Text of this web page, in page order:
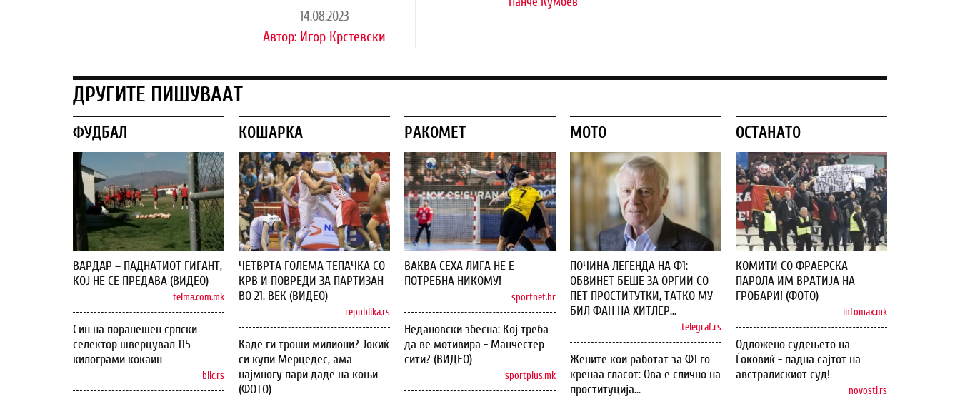
14.08.2023
Автор: Игор Крстевски
ДРУГИТЕ ПИШУВААТ
ФУДБАЛ
ВАРДАР – ПАДНАТИОТ ГИГАНТ,
КОЈ НЕ СЕ ПРЕДАВА (ВИДЕО)
telma.com.mk
Син на поранешен српски
селектор шверцувал 115
килограми кокаин
blic.rs
КОШАРКА
ЧЕТВРТА ГОЛЕМА ТЕПАЧКА СО
КРВ И ПОВРЕДИ ЗА ПАРТИЗАН
ВО 21. ВЕК (ВИДЕО)
republika.rs
Каде ги троши милиони? Јокиќ
си купи Мерцедес, ама
најмногу пари даде на коњи
(ФОТО)
РАКОМЕТ
ВАКВА СЕХА ЛИГА НЕ Е
ПОТРЕБНА НИКОМУ!
sportnet.hr
Недановски збесна: Кој треба
да ве мотивира - Манчестер
сити? (ВИДЕО)
sportplus.mk
МОТО
ПОЧИНА ЛЕГЕНДА НА Ф1:
ОБВИНЕТ БЕШЕ ЗА ОРГИИ СО
ПЕТ ПРОСТИТУТКИ, ТАТКО МУ
БИЛ ФАН НА ХИТЛЕР...
telegraf.rs
Жените кои работат за Ф1 го
кренаа гласот: Ова е слично на
проституција...
ОСТАНАТО
КОМИТИ СО ФРАЕРСКА
ПАРОЛА ИМ ВРАТИЈА НА
ГРОБАРИ! (ФОТО)
infomax.mk
Одложено судењето на
Ѓоковиќ - падна сајтот на
австралискиот суд!
novosti.rs